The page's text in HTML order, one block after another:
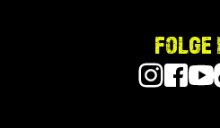
FOLGE